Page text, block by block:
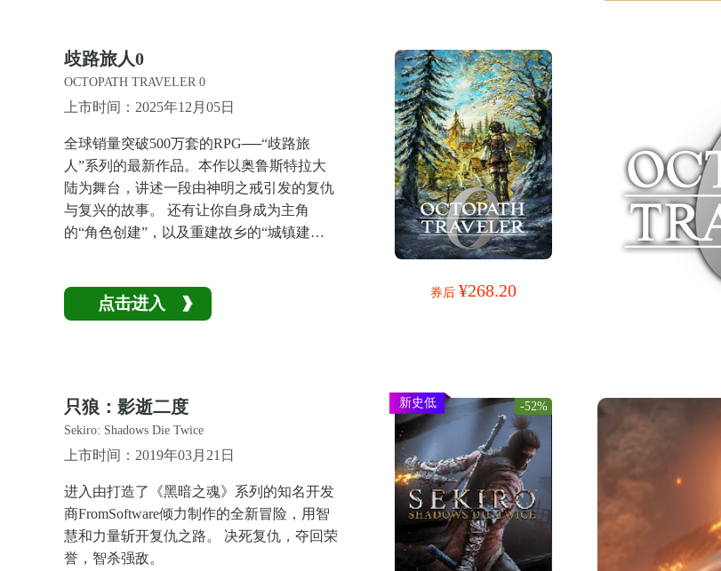
歧路旅人0
OCTOPATH TRAVELER 0
上市时间：2025年12月05日
全球销量突破500万套的RPG──“歧路旅
人”系列的最新作品。本作以奥鲁斯特拉大
陆为舞台，讲述一段由神明之戒引发的复仇
与复兴的故事。 还有让你自身成为主角
的“角色创建”，以及重建故乡的“城镇建
点击进入
券后 ¥268.20
只狼：影逝二度
Sekiro: Shadows Die Twice
上市时间：2019年03月21日
进入由打造了《黑暗之魂》系列的知名开发
商FromSoftware倾力制作的全新冒险，用智
慧和力量斩开复仇之路。 决死复仇，夺回荣
誉，智杀强敌。
新史低 -52%